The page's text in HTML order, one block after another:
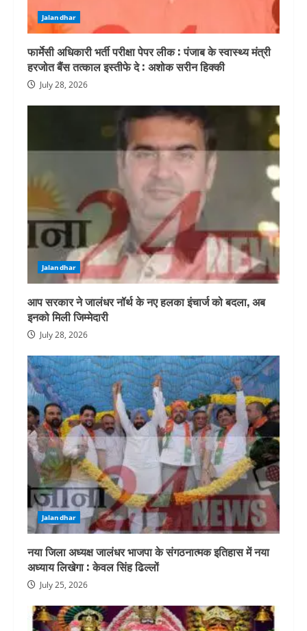
Jalandhar
फार्मेसी अधिकारी भर्ती परीक्षा पेपर लीक : पंजाब के स्वास्थ्य मंत्री
हरजोत बैंस तत्काल इस्तीफे दे : अशोक सरीन हिक्की
July 28, 2026
Jalandhar
आप सरकार ने जालंधर नॉर्थ के नए हलका इंचार्ज को बदला, अब
इनको मिली जिम्मेदारी
July 28, 2026
Jalandhar
नया जिला अध्यक्ष जालंधर भाजपा के संगठनात्मक इतिहास में नया
अध्याय लिखेगा : केवल सिंह ढिल्लों
July 25, 2026